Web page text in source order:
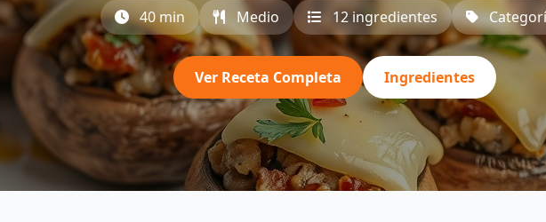
40 min Medio 12 ingredientes
Ver Receta Completa Ingredientes